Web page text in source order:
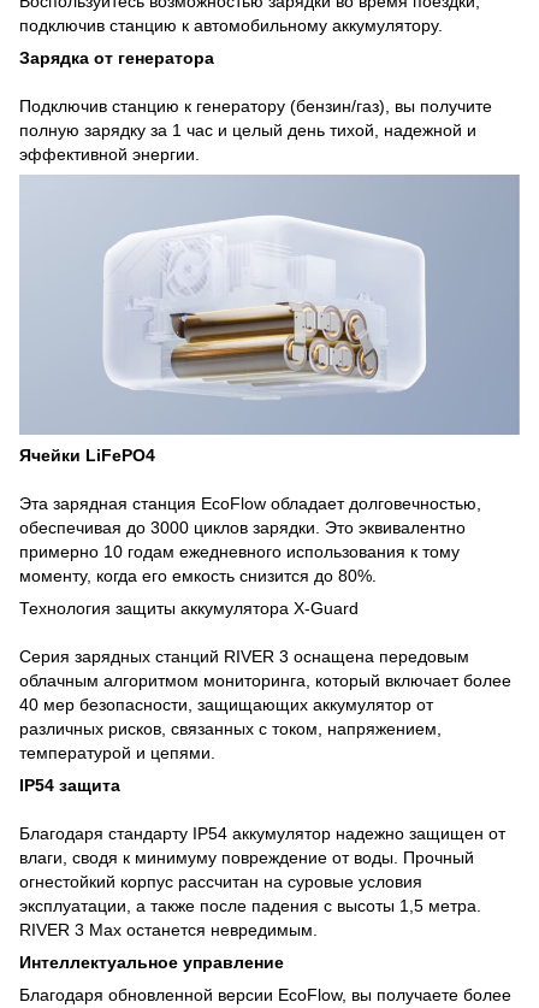
подключив станцию ​​к автомобильному аккумулятору.
Зарядка от генератора
Подключив станцию ​​к генератору (бензин/газ), вы получите
полную зарядку за 1 час и целый день тихой, надежной и
эффективной энергии.
Ячейки LiFePO4
Эта зарядная станция EcoFlow обладает долговечностью,
обеспечивая до 3000 циклов зарядки. Это эквивалентно
примерно 10 годам ежедневного использования к тому
моменту, когда его емкость снизится до 80%.
Технология защиты аккумулятора X-Guard
Серия зарядных станций RIVER 3 оснащена передовым
облачным алгоритмом мониторинга, который включает более
40 мер безопасности, защищающих аккумулятор от
различных рисков, связанных с током, напряжением,
температурой и цепями.
IP54 защита
Благодаря стандарту IP54 аккумулятор надежно защищен от
влаги, сводя к минимуму повреждение от воды. Прочный
огнестойкий корпус рассчитан на суровые условия
эксплуатации, а также после падения с высоты 1,5 метра.
RIVER 3 Max останется невредимым.
Интеллектуальное управление
Благодаря обновленной версии EcoFlow, вы получаете более